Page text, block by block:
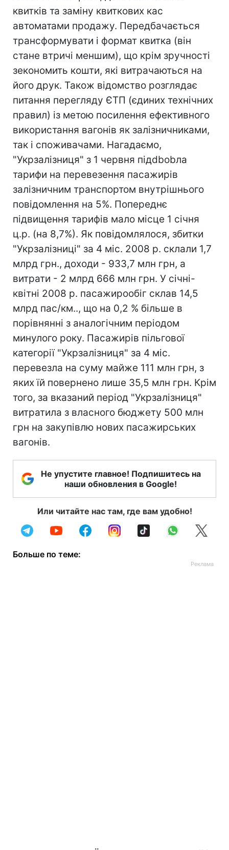
квитків та заміну квиткових кас
автоматами продажу. Передбачається
трансформувати і формат квитка (він
стане втричі меншим), що крім зручності
зекономить кошти, які витрачаються на
його друк. Також відомство розглядає
питання перегляду ЄТП (єдиних технічних
правил) із метою посилення ефективного
використання вагонів як залізничниками,
так і споживачами. Нагадаємо,
"Укрзалізниця" з 1 червня підdbobла
тарифи на перевезення пасажирів
залізничним транспортом внутрішнього
повідомлення на 5%. Попереднє
підвищення тарифів мало місце 1 січня
ц.р. (на 8,7%). Як повідомлялося, збитки
"Укрзалізниці" за 4 міс. 2008 р. склали 1,7
млрд грн., доходи - 933,7 млн грн, а
витрати - 2 млрд 666 млн грн. У січні-
квітні 2008 р. пасажирообіг склав 14,5
млрд пас/км.., що на 0,2 % більше в
порівнянні з аналогічним періодом
минулого року. Пасажирів пільгової
категорії "Укрзалізниця" за 4 міс.
перевезла на суму майже 111 млн грн, з
яких їй повернено лише 35,5 млн грн. Крім
того, за вказаний період "Укрзалізниця"
витратила з власного бюджету 500 млн
грн на закупівлю нових пасажирських
вагонів.
Не упустите главное! Подпишитесь на
наши обновления в Google!
Или читайте нас там, где вам удобно!
Больше по теме: